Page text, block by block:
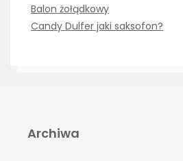
Balon żołądkowy
Candy Dulfer jaki saksofon?
Archiwa